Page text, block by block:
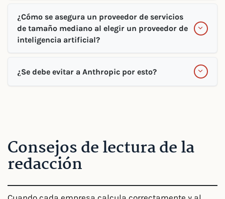
¿Cómo se asegura un proveedor de servicios
de tamaño mediano al elegir un proveedor de
inteligencia artificial?
¿Se debe evitar a Anthropic por esto?
Consejos de lectura de la
redacción